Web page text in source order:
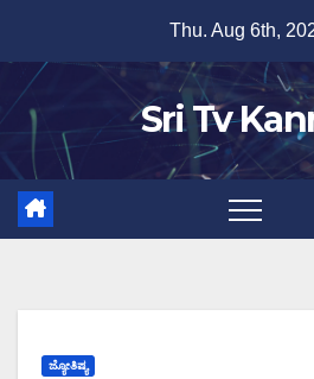
content
Thu. Aug 6th,
Sri Tv
ಜ್ಯೋತಿಷ್ಯ